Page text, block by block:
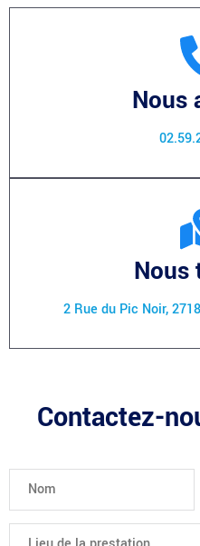
Nous
Nous
2 Rue du Pic Noir,
Contactez-